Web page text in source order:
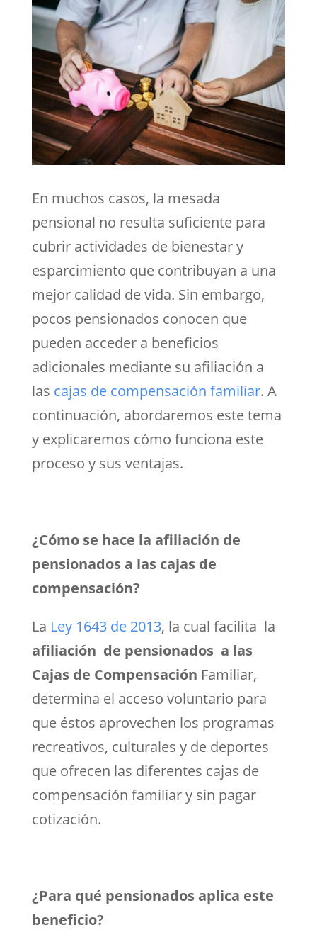
En muchos casos, la mesada
pensional no resulta suficiente para
cubrir actividades de bienestar y
esparcimiento que contribuyan a una
mejor calidad de vida. Sin embargo,
pocos pensionados conocen que
pueden acceder a beneficios
adicionales mediante su afiliación a
las cajas de compensación familiar. A
continuación, abordaremos este tema
y explicaremos cómo funciona este
proceso y sus ventajas.
¿Cómo se hace la afiliación de
pensionados a las cajas de
compensación?
La Ley 1643 de 2013, la cual facilita la
afiliación de pensionados a las
Cajas de Compensación Familiar,
determina el acceso voluntario para
que éstos aprovechen los programas
recreativos, culturales y de deportes
que ofrecen las diferentes cajas de
compensación familiar y sin pagar
cotización.
¿Para qué pensionados aplica este
beneficio?